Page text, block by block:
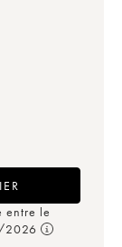
entre le